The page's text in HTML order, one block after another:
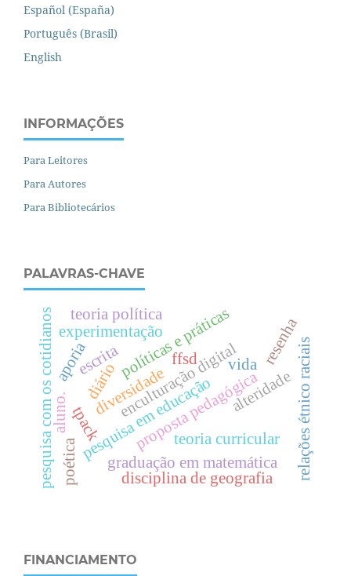
Español (España)
Português (Brasil)
English
INFORMAÇÕES
Para Leitores
Para Autores
Para Bibliotecários
PALAVRAS-CHAVE
proposta pedagógica
enculturação digital
pesquisa em educação
escrita
pesquisa com os cotidianos diversidade
graduação em matemática
tpack
alteridade
poética teoria curricular relações étnico raciais
políticas e práticas
ffsd vida
experimentação
aluno.
resenha
diário
disciplina de geografia
aporia
teoria política
FINANCIAMENTO